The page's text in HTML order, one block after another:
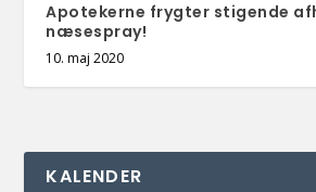
Apotekerne frygter stigende
næsespray!
10. maj 2020
KALENDER